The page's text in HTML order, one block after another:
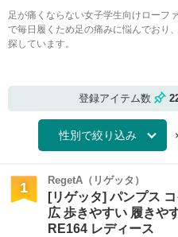
足が痛くならない女子学生向けローフ
で毎日履くため足の痛みに悩んでおり
探しています。
登録アイテム数
1 RegetA（リゲッタ）
[リゲッタ] パンプス
広 歩きやすい 履きや
RE164 レディース